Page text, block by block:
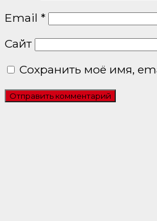
Email *
Сайт
Сохранить моё имя,